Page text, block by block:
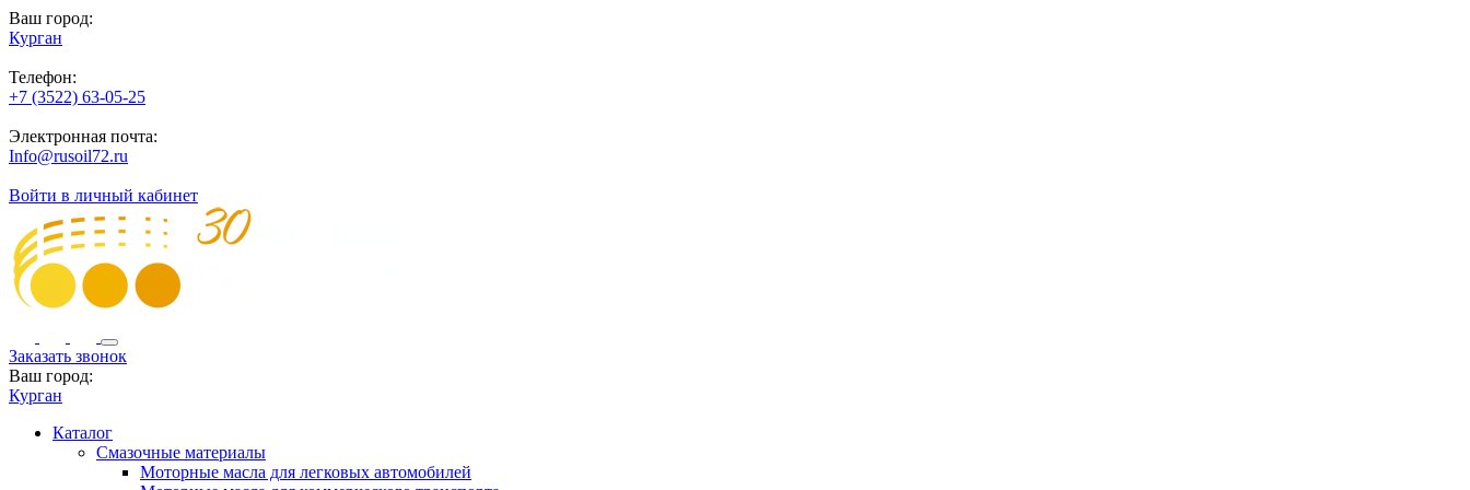
Ваш город:
Курган
Телефон:
+7 (3522) 63-05-25
Электронная почта:
Info@rusoil72.ru
Войти в личный кабинет
Заказать звонок
Ваш город:
Курган
Каталог
Смазочные материалы
Моторные масла для легковых автомобилей